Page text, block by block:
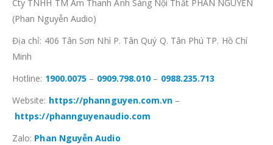
Cty TNHH TM Âm Thanh Ánh Sáng Nội Thất PHAN NGUYỄN
(Phan Nguyễn Audio)
Địa chỉ: 406 Tân Sơn Nhì P. Tân Quý Q. Tân Phú TP. Hồ Chí
Minh
Hotline: 1900.0075 – 0909.798.010 – 0988.235.713
Website: https://phannguyen.com.vn –
https://phannguyenaudio.com
Zalo: Phan Nguyễn Audio